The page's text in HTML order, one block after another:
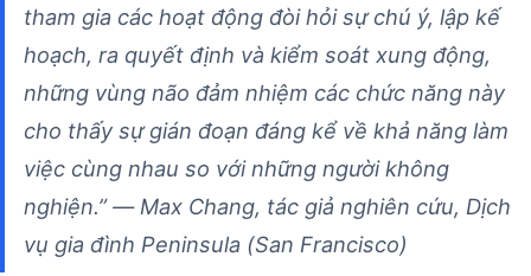
tham gia các hoạt động đòi hỏi sự chú ý, lập kế
hoạch, ra quyết định và kiểm soát xung động,
những vùng não đảm nhiệm các chức năng này
cho thấy sự gián đoạn đáng kể về khả năng làm
việc cùng nhau so với những người không
nghiện.” — Max Chang, tác giả nghiên cứu, Dịch
vụ gia đình Peninsula (San Francisco)